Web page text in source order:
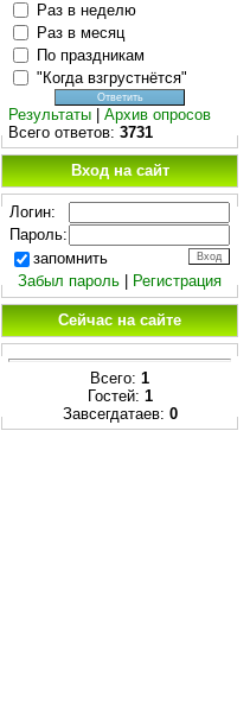
Раз в неделю
Раз в месяц
По праздникам
"Когда взгрустнётся"
Результаты
Архив опросов
Всего ответов: 3731
Вход на сайт
Логин:
Пароль:
запомнить
Забыл пароль
Регистрация
Сейчас на сайте
Всего: 1
Гостей: 1
Завсегдатаев: 0